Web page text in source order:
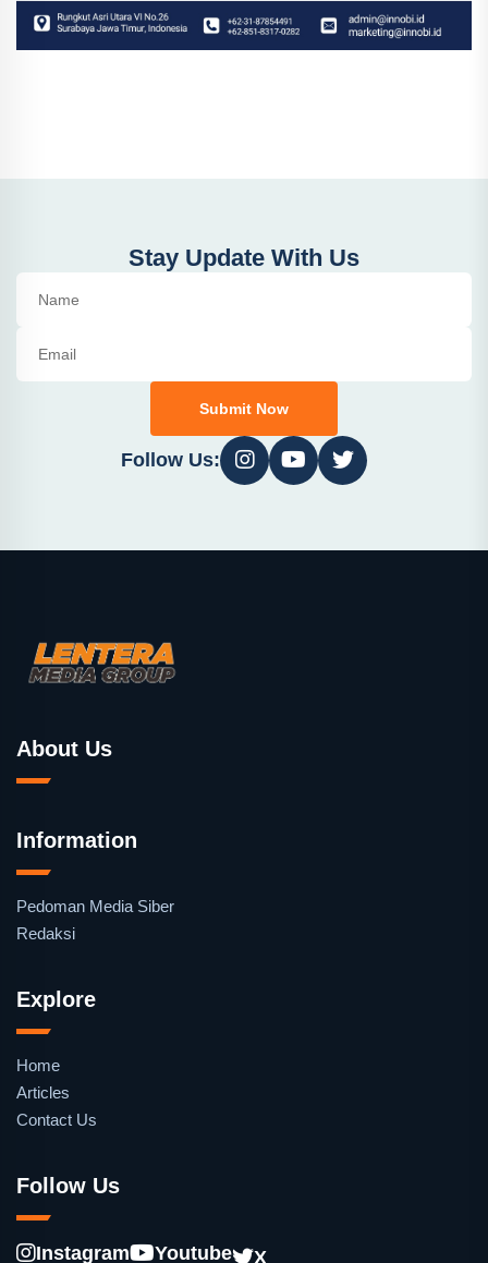
Stay Update With Us
Submit Now
Follow Us:
About Us
Information
Pedoman Media Siber
Redaksi
Explore
Home
Articles
Contact Us
Follow Us
Instagram Youtube X